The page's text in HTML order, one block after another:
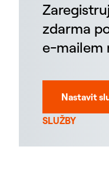
zdarma
e-mailem
Nastavit
SLUŽBY